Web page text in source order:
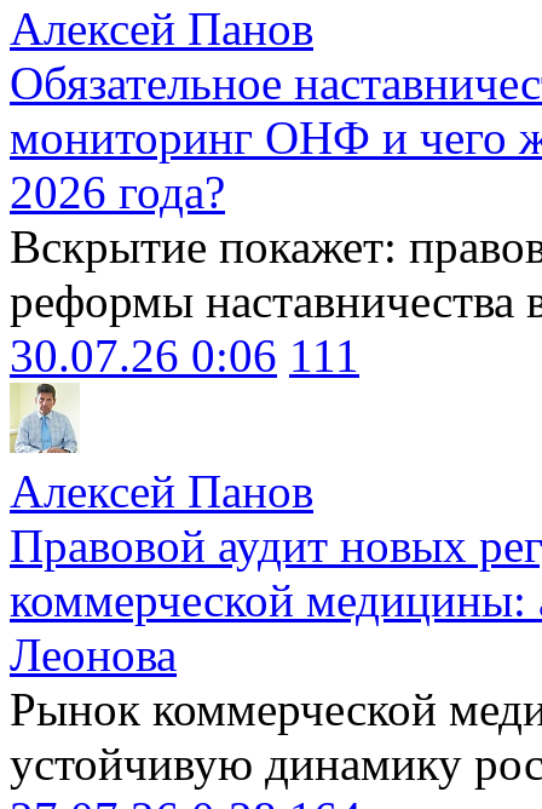
Алексей Панов
Обязательное
мониторинг ОНФ и чего
2026 года?
Вскрытие покажет:
реформы наставничества
30.07.26 0:06 111
Алексей Панов
Правовой аудит новых
коммерческой медицины:
Леонова
Рынок коммерческой
устойчивую динамику